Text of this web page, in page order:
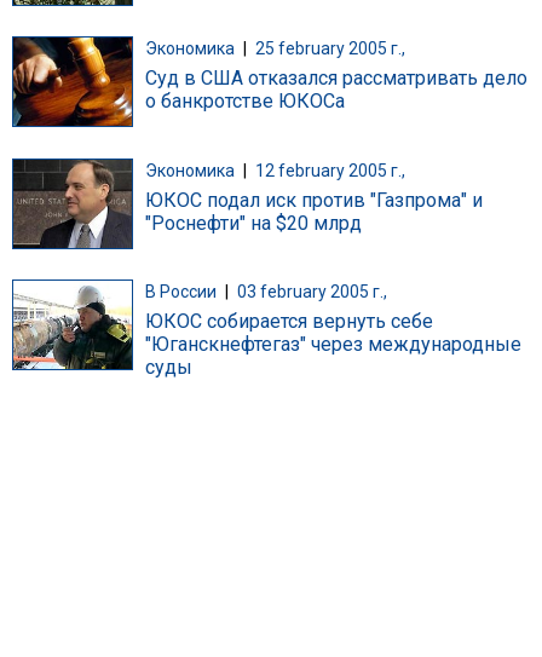
Экономика 25 february 2005 г.,
Суд в США отказался рассматривать дело
о банкротстве ЮКОСа
Экономика | 12 february 2005 г.,
ЮКОС подал иск против "Газпрома" и
"Роснефти" на $20 млрд
В России 03 february 2005 г.,
ЮКОС собирается вернуть себе
"Юганскнефтегаз" через международные
суды